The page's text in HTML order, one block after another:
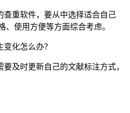
查重软件，要从中选择适合自己
、使用方便等方面综合考虑。
化怎么办？
及时更新自己的文献标注方式，